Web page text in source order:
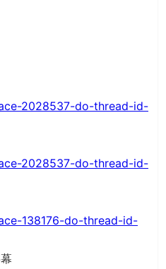
2028537-do-thread-id-
2028537-do-thread-id-
138176-do-thread-id-